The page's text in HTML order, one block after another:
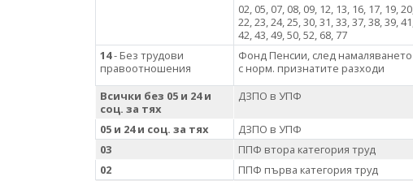
02, 05, 07, 08, 09, 12, 13, 16, 17, 19, 20,
22, 23, 24, 25, 30, 31, 33, 37, 38, 39, 41,
42, 43, 49, 50, 52, 68, 77
14- Без трудови
правоотношения
Фонд Пенсии, след намаляването
с норм. признатите разходи
Всички без 05 и 24 и
соц. за тях
ДЗПО в УПФ
05 и 24 и соц. за тях ДЗПО в УПФ
03
ППФ втора категория труд
02
ППФ първа категория труд